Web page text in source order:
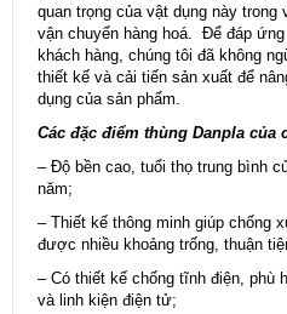
quan trọng của vật dụng này
vận chuyển hàng hoá. Để đáp
khách hàng, chúng tôi đã không
thiết kế và cải tiến sản xuất để
dụng của sản phẩm.
Các đặc điểm thùng Danpla của
– Độ bền cao, tuổi thọ trung bình
năm;
– Thiết kế thông minh giúp chống
được nhiều khoảng trống, thuận
– Có thiết kế chống tĩnh điện, phù
và linh kiện điện tử;